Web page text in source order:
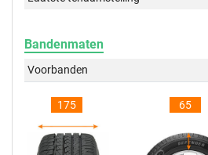
Bandenmaten
Voorbanden
175 65